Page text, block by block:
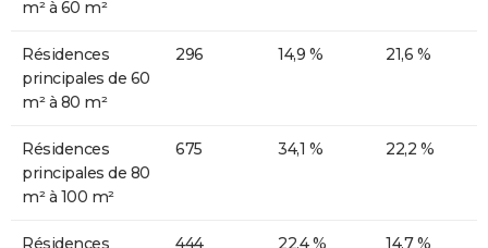
m² à 60 m²
Résidences
principales de 60
m² à 80 m²
296 14,9 % 21,6 %
Résidences
principales de 80
m² à 100 m²
675 34,1 % 22,2 %